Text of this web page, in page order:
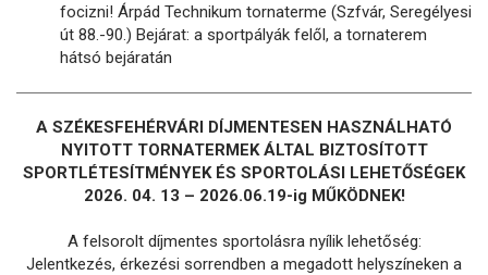
focizni! Árpád Technikum tornaterme (Szfvár, Seregélyesi
út 88.-90.) Bejárat: a sportpályák felől, a tornaterem
hátsó bejáratán
A SZÉKESFEHÉRVÁRI DÍJMENTESEN HASZNÁLHATÓ
NYITOTT TORNATERMEK ÁLTAL BIZTOSÍTOTT
SPORTLÉTESÍTMÉNYEK ÉS SPORTOLÁSI LEHETŐSÉGEK
2026. 04. 13 – 2026.06.19-ig MŰKÖDNEK!
A felsorolt díjmentes sportolásra nyílik lehetőség:
Jelentkezés, érkezési sorrendben a megadott helyszíneken a